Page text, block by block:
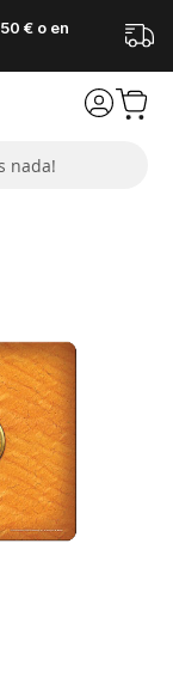
€ o en